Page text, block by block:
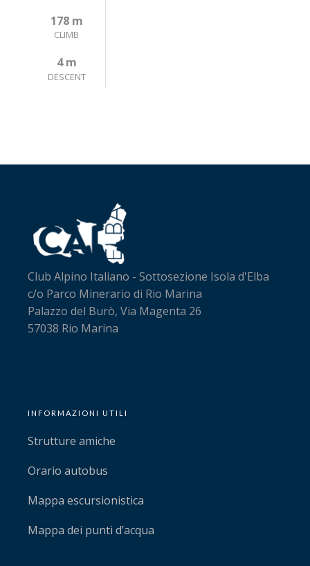
CLIMB
178 m
DESCENT
4 m
Club Alpino Italiano - Sottosezione Isola d'Elba
c/o Parco Minerario di Rio Marina
Palazzo del Burò, Via Magenta 26
57038 Rio Marina
INFORMAZIONI UTILI
Strutture amiche
Orario autobus
Mappa escursionistica
Mappa dei punti d’acqua